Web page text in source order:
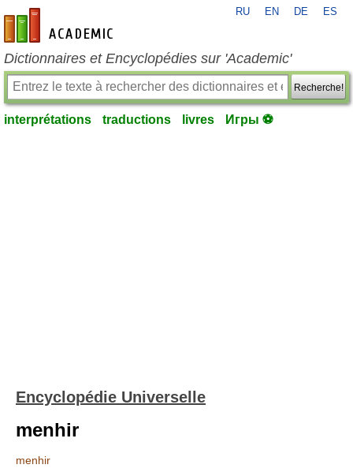
fr-academic.com
RU EN DE ES
Dictionnaires et Encyclopédies sur 'Academic'
Recherche!
interprétations traductions livres Игры ⚽
Encyclopédie Universelle
menhir
menhir